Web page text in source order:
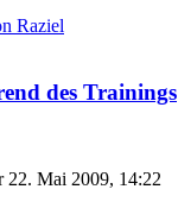
Raziel
des Trainings
22. Mai 2009, 14:22